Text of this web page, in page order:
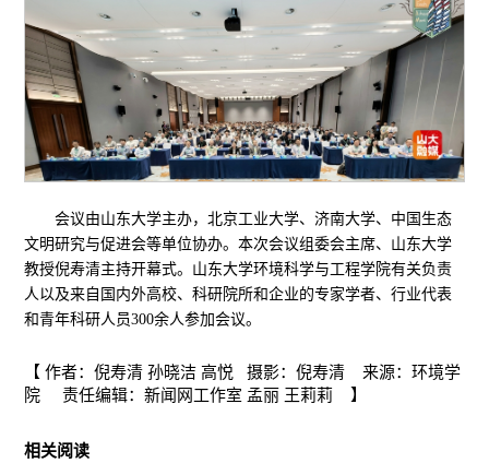
会议由山东大学主办，北京工业大学、济南大学、中国生态
文明研究与促进会等单位协办。本次会议组委会主席、山东大学
教授倪寿清主持开幕式。山东大学环境科学与工程学院有关负责
人以及来自国内外高校、科研院所和企业的专家学者、行业代表
和青年科研人员300余人参加会议。
【 作者：倪寿清 孙晓洁 高悦 摄影：倪寿清 来源：环境学
院 责任编辑：新闻网工作室 孟丽 王莉莉 】
相关阅读